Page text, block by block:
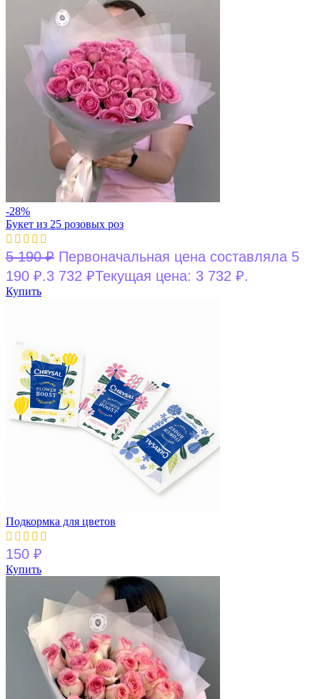
-28%
Букет из 25 розовых роз
5 190₽ Первоначальная цена составляла 5
190 ₽.3 732 ₽Текущая цена: 3 732 ₽.
Купить
Подкормка для цветов
150 ₽
Купить